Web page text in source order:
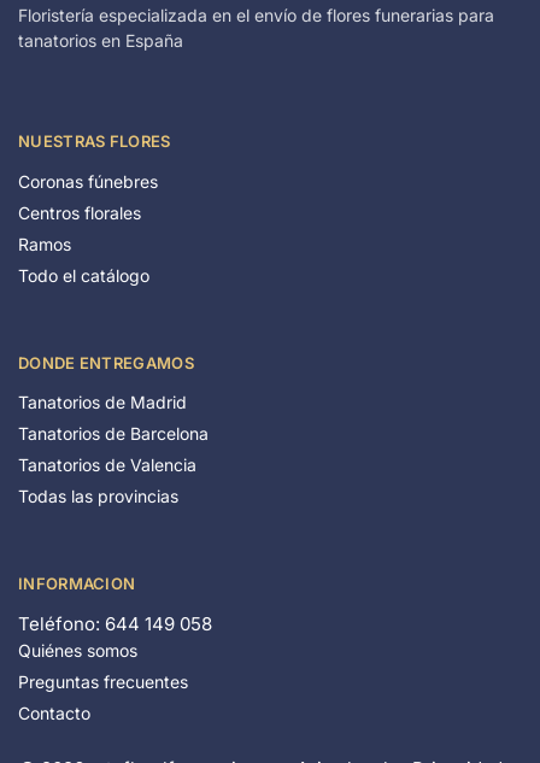
Floristería especializada en el envío de flores funerarias para
tanatorios en España
NUESTRAS FLORES
Coronas fúnebres
Centros florales
Ramos
Todo el catálogo
DONDE ENTREGAMOS
Tanatorios de Madrid
Tanatorios de Barcelona
Tanatorios de Valencia
Todas las provincias
INFORMACION
Teléfono: 644 149 058
Quiénes somos
Preguntas frecuentes
Contacto